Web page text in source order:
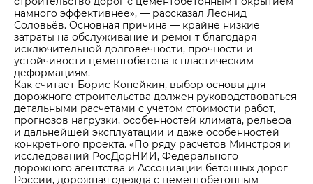
намного эффективнее», — рассказал Леонид
Соловьёв. Основная причина — крайне низкие
затраты на обслуживание и ремонт благодаря
исключительной долговечности, прочности и
устойчивости цементобетона к пластическим
деформациям.
Как считает Борис Копейкин, выбор основы для
дорожного строительства должен руководствоваться
детальными расчетами с учетом стоимости работ,
прогнозов нагрузки, особенностей климата, рельефа
и дальнейшей эксплуатации и даже особенностей
конкретного проекта. «По ряду расчетов Минстроя и
исследований РосДорНИИ, Федерального
дорожного агентства и Ассоциации бетонных дорог
России, дорожная одежда с цементобетонным